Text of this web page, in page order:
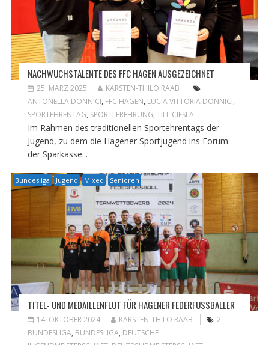
NACHWUCHSTALENTE DES FFC HAGEN AUSGEZEICHNET
25. MÄRZ 2025
KARSTEN-THILO RAAB
ANTONELLA DONNICI, FFC HAGEN, LUCIA VITTORIA DONNICI,
SPORTEHRENTAG, SPORTLEREHRUNG, TILL CIESLA
Im Rahmen des traditionellen Sportehrentags der
Jugend, zu dem die Hagener Sportjugend ins Forum
der Sparkasse...
Bundesliga Jugend Mixed Senioren
TITEL- UND MEDAILLENFLUT FÜR HAGENER FEDERFUSSBALLER
14. OKTOBER 2024 KARSTEN-THILO RAAB
2.
BUNDESLIGA, BUNDESLIGA, DEUTSCHE